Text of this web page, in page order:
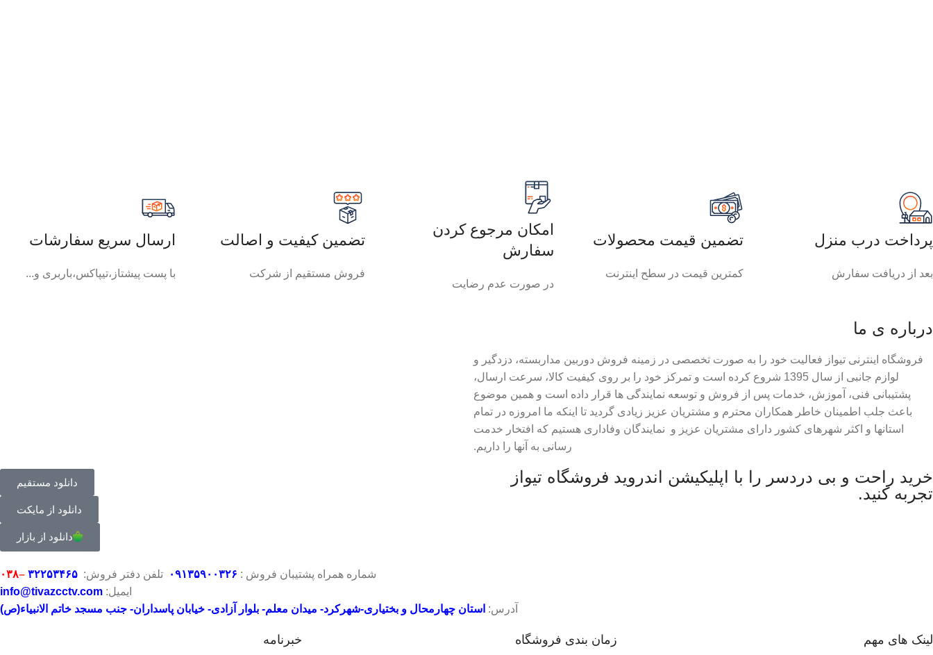
پرداخت درب منزل
بعد از دریافت سفارش
تضمین قیمت محصولات
کمترین قیمت در سطح اینترنت
امکان مرجوع کردن
سفارش
در صورت عدم رضایت
تضمین کیفیت و اصالت
فروش مستقیم از شرکت
ارسال سریع سفارشات
با پست پیشتاز،تیپاکس،باربری و...
درباره ی ما
فروشگاه اینترنی تیواز فعالیت خود را به صورت تخصصی در زمینه فروش دوربین مداربسته، دزدگیر و
لوازم جانبی از سال 1395 شروع کرده است و تمرکز خود را بر روی کیفیت کالا، سرعت ارسال،
پشتیبانی فنی، آموزش، خدمات پس از فروش و توسعه نمایندگی ها قرار داده است و همین موضوع
باعث جلب اطمینان خاطر همکاران محترم و مشتریان عزیز زیادی گردید تا اینکه ما امروزه در تمام
استانها و اکثر شهرهای کشور دارای مشتریان عزیز و نمایندگان وفاداری هستیم که افتخار خدمت
رسانی به آنها را داریم.
خرید راحت و بی دردسر را با اپلیکیشن اندروید فروشگاه تیواز
تجربه کنید.
دانلود مستقیم
دانلود از مایکت
دانلود از بازار
شماره همراه پشتیبان فروش : ۰۹۱۳۵۹۰ ۰۳۲۶ تلفن دفتر فروش: ۳۲۲۵۳۴۶۵ –۰۳۸
ایمیل: info@tivazcctv.com
آدرس: استان چهارمحال و بختیاری-شهرکرد- میدان معلم- بلوار آزادی- خیابان پاسداران- جنب مسجد خاتم الانبیاء(ص)
لینک های مهم زمان بندی فروشگاه خبرنامه